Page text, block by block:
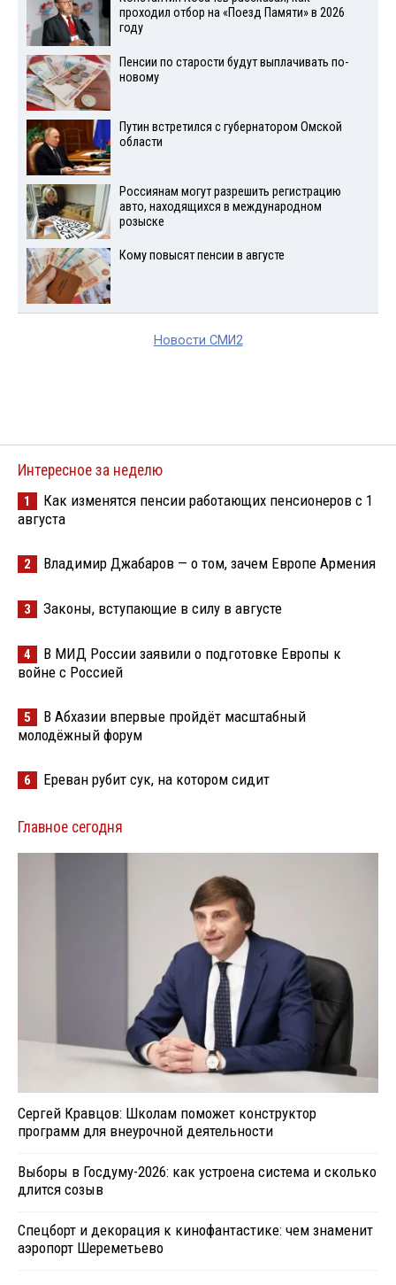
проходил отбор на «Поезд Памяти» в 2026
году
Пенсии по старости будут выплачивать по-
новому
Путин встретился с губернатором Омской
области
Россиянам могут разрешить регистрацию
авто, находящихся в международном
розыске
Кому повысят пенсии в августе
Новости СМИ2
Интересное за неделю
1
Как изменятся пенсии работающих пенсионеров с 1
августа
2 Владимир Джабаров — о том, зачем Европе Армения
3 Законы, вступающие в силу в августе
4
В МИД России заявили о подготовке Европы к
войне с Россией
5
В Абхазии впервые пройдёт масштабный
молодёжный форум
6 Ереван рубит сук, на котором сидит
Главное сегодня
Сергей Кравцов: Школам поможет конструктор
программ для внеурочной деятельности
Выборы в Госдуму-2026: как устроена система и сколько
длится созыв
Спецборт и декорация к кинофантастике: чем знаменит
аэропорт Шереметьево